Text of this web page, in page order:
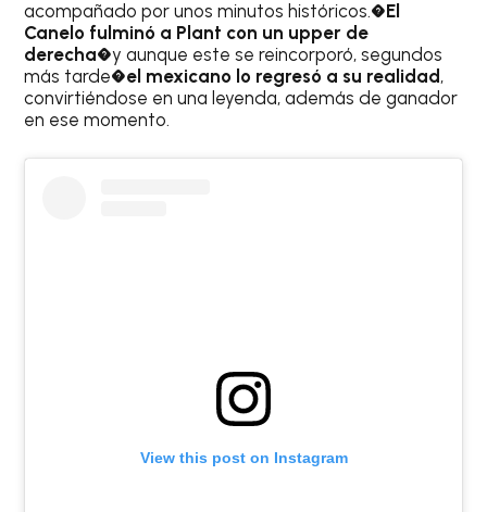
acompañado por unos minutos históricos.�El
Canelo fulminó a Plant con un upper de
derecha�y aunque este se reincorporó, segundos
más tarde�el mexicano lo regresó a su realidad ,
convirtiéndose en una leyenda, además de ganador
en ese momento.
View this post on Instagram